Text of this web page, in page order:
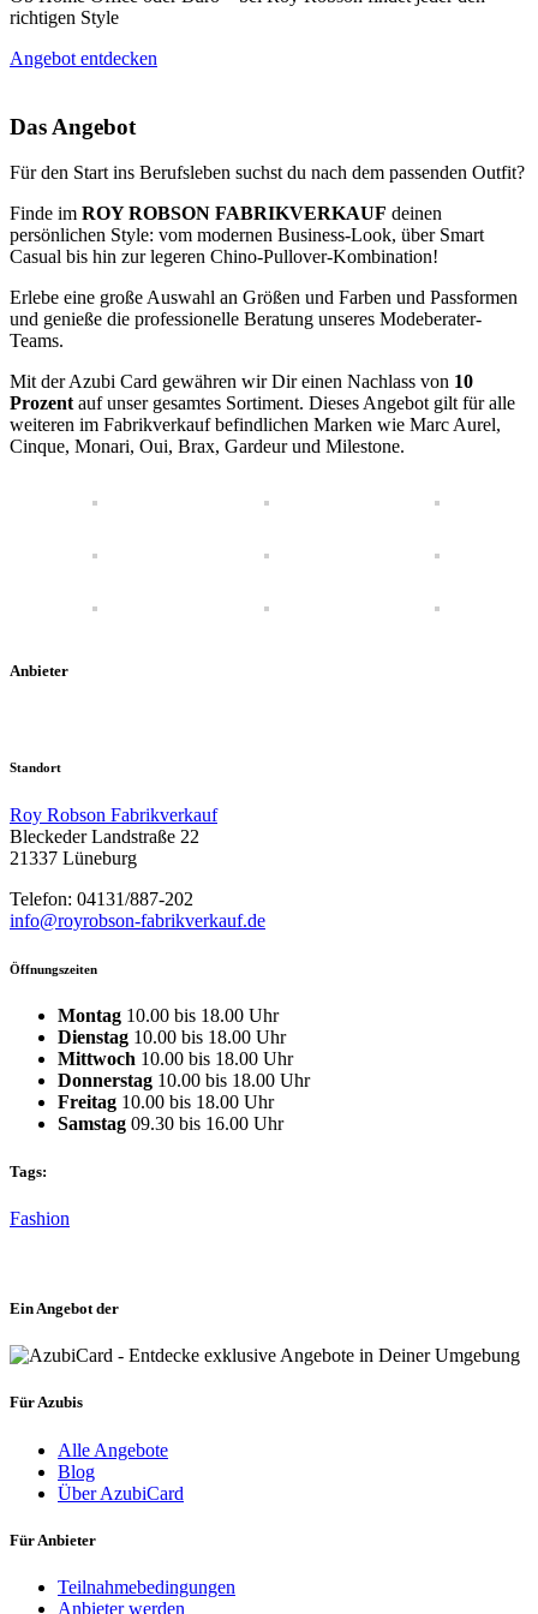
richtigen Style
Angebot entdecken
Das Angebot
Für den Start ins Berufsleben suchst du nach dem passenden Outfit?
Finde im ROY ROBSON FABRIKVERKAUF deinen
persönlichen Style: vom modernen Business-Look, über Smart
Casual bis hin zur legeren Chino-Pullover-Kombination!
Erlebe eine große Auswahl an Größen und Farben und Passformen
und genieße die professionelle Beratung unseres Modeberater-
Teams.
Mit der Azubi Card gewähren wir Dir einen Nachlass von 10
Prozent auf unser gesamtes Sortiment. Dieses Angebot gilt für alle
weiteren im Fabrikverkauf befindlichen Marken wie Marc Aurel,
Cinque, Monari, Oui, Brax, Gardeur und Milestone.
Anbieter
Standort
Roy Robson Fabrikverkauf
Bleckeder Landstraße 22
21337 Lüneburg
Telefon: 04131/887-202
info@royrobson-fabrikverkauf.de
Öffnungszeiten
Montag 10.00 bis 18.00 Uhr
Dienstag 10.00 bis 18.00 Uhr
Mittwoch 10.00 bis 18.00 Uhr
Donnerstag 10.00 bis 18.00 Uhr
Freitag 10.00 bis 18.00 Uhr
Samstag 09.30 bis 16.00 Uhr
Tags:
Fashion
Ein Angebot der
Für Azubis
Alle Angebote
Blog
Über AzubiCard
Für Anbieter
Teilnahmebedingungen
Anbieter werden